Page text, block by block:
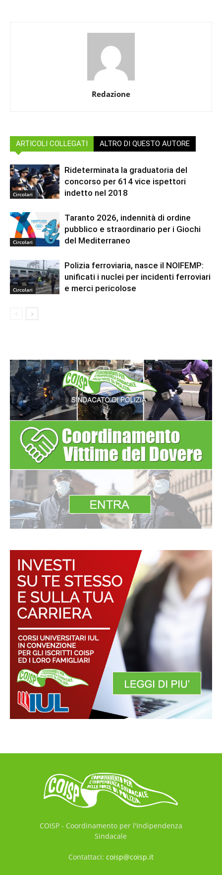
Redazione
ARTICOLI COLLEGATI ALTRO DI QUESTO AUTORE
Circolari
Rideterminata la graduatoria del
concorso per 614 vice ispettori
indetto nel 2018
Circolari
Taranto 2026, indennità di ordine
pubblico e straordinario per i Giochi
del Mediterraneo
Circolari
Polizia ferroviaria, nasce il NOIFEMP:
unificati i nuclei per incidenti ferroviari
e merci pericolose
COISP - Coordinamento per l'Indipendenza
Sindacale
Contattaci: coisp@coisp.it